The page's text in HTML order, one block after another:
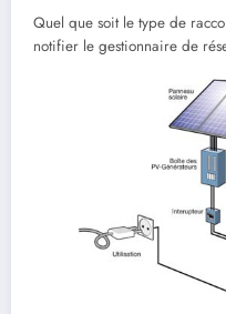
Quel que soit le type de
notifier le gestionnaire de